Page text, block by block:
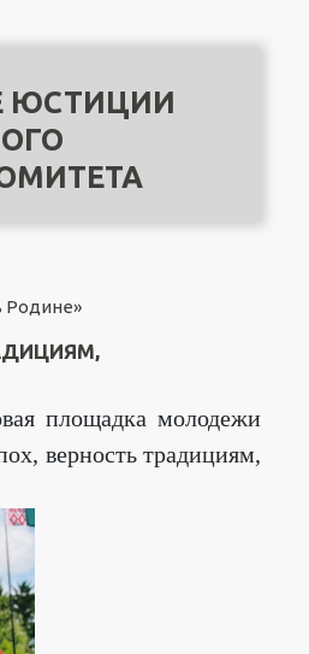
ЮСТИЦИИ
Родине»
площадка молодежи
верность традициям,